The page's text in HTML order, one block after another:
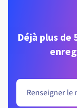
Déjà plus de